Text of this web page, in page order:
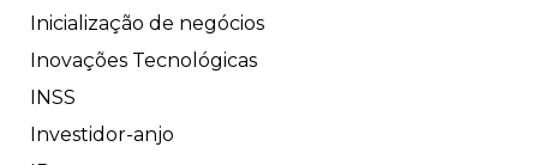
Inicialização de negócios
Inovações Tecnológicas
INSS
Investidor-anjo